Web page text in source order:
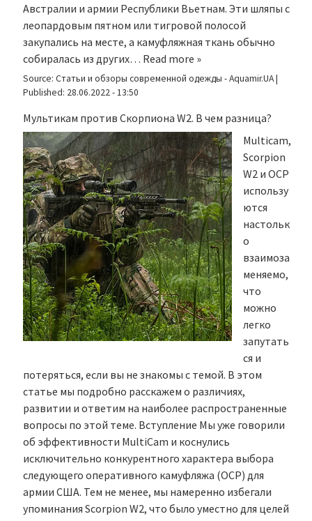
Австралии и армии Республики Вьетнам. Эти шляпы с
леопардовым пятном или тигровой полосой
закупались на месте, а камуфляжная ткань обычно
собиралась из других… Read more »
Source: Статьи и обзоры современной одежды - Aquamir.UA|
Published: 28.06.2022 - 13:50
Мультикам против Скорпиона W2. В чем разница?
Multicam,
Scorpion
W2 и OCP
использу
ются
настольк
о
взаимоза
меняемо,
что
можно
легко
запутать
ся и
потеряться, если вы не знакомы с темой. В этом
статье мы подробно расскажем о различиях,
развитии и ответим на наиболее распространенные
вопросы по этой теме. Вступление Мы уже говорили
об эффективности MultiCam и коснулись
исключительно конкурентного характера выбора
следующего оперативного камуфляжа (OCP) для
армии США. Тем не менее, мы намеренно избегали
упоминания Scorpion W2, что было уместно для целей